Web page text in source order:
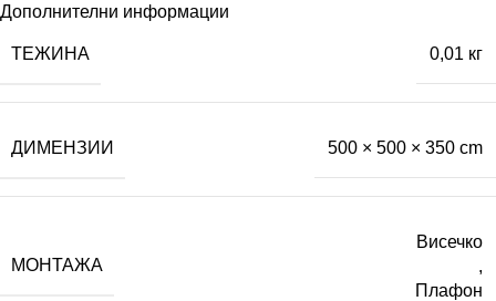
Дополнителни информации
ТЕЖИНА 0,01 кг
ДИМЕНЗИИ 500 × 500 × 350 cm
МОНТАЖА
Висечко
,
Плафон